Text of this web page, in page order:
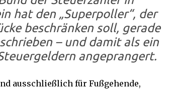
hat den „Superpoller“, der
beschränken soll, gerade
– und damit als ein
angeprangert.
ausschließlich für Fußgehende,